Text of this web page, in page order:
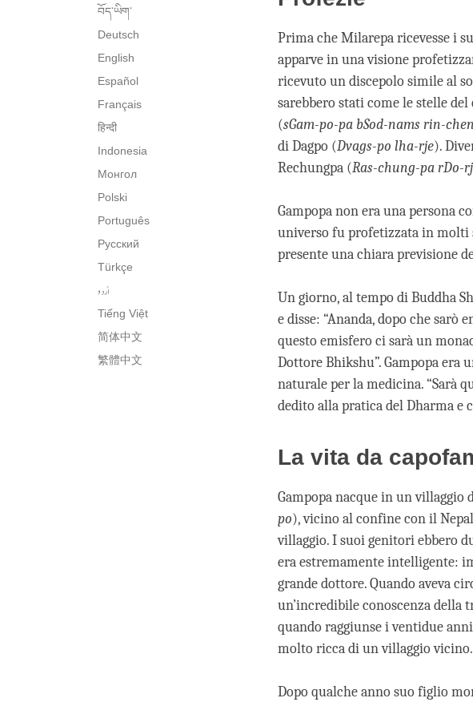
བོད་ཡིག་
Deutsch
English
Español
Français
हिन्दी
Indonesia
Монгол
Polski
Português
Русский
Türkçe
اُردو
Tiếng Việt
简体中文
繁體中文
Prima che Milarepa ricevesse i
apparve in una visione
ricevuto un discepolo simile al
sarebbero stati come le stelle
(sGam-po-pa bSod-nams rin-chen
di Dagpo (Dvags-po lha-rje).
Rechungpa (Ras-chung-pa rDo-
Gampopa non era una persona
universo fu profetizzata in molti
presente una chiara previsione
Un giorno, al tempo di Buddha
e disse: “Ananda, dopo che
questo emisfero ci sarà un
Dottore Bhikshu”. Gampopa era
naturale per la medicina. “Sarà
dedito alla pratica del Dharma e
La vita da
Gampopa nacque in un villaggio
po), vicino al confine con il
villaggio. I suoi genitori ebbero
era estremamente intelligente:
grande dottore. Quando aveva
un’incredibile conoscenza
quando raggiunse i ventidue
molto ricca di un villaggio
Dopo qualche anno suo figlio